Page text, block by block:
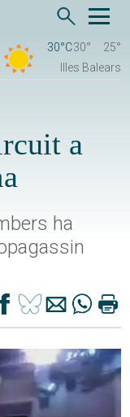
30°C30°
25°
Illes Balears
a
ha